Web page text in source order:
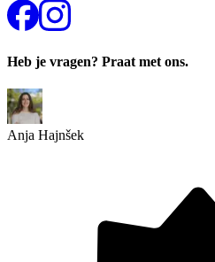
Heb je vragen? Praat met ons.
Anja Hajnšek